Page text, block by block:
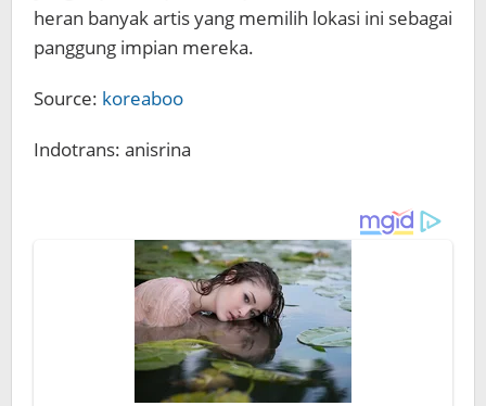
heran banyak artis yang memilih lokasi ini sebagai
panggung impian mereka.
Source: koreaboo
Indotrans: anisrina